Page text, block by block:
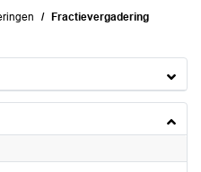
Fractievergadering